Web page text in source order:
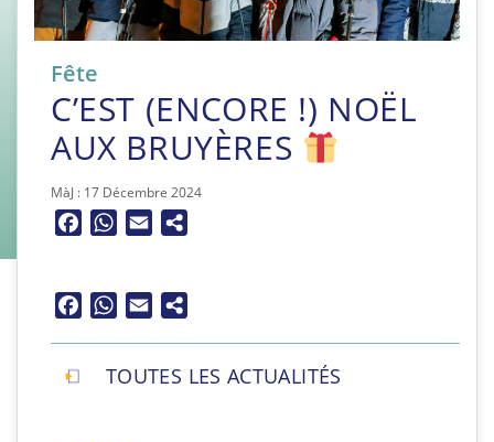
Fête
C’EST (ENCORE !) NOËL
AUX BRUYÈRES
MàJ : 17 Décembre 2024
FacebookWhatsApp
Email
FacebookWhatsApp
Email
TOUTES LES ACTUALITÉS